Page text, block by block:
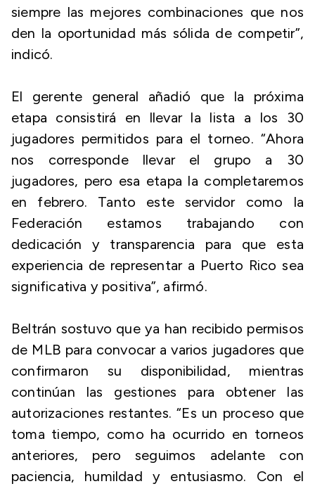
siempre las mejores combinaciones que nos
den la oportunidad más sólida de competir”,
indicó.
El gerente general añadió que la próxima
etapa consistirá en llevar la lista a los 30
jugadores permitidos para el torneo. “Ahora
nos corresponde llevar el grupo a 30
jugadores, pero esa etapa la completaremos
en febrero. Tanto este servidor como la
Federación estamos trabajando con
dedicación y transparencia para que esta
experiencia de representar a Puerto Rico sea
significativa y positiva”, afirmó.
Beltrán sostuvo que ya han recibido permisos
de MLB para convocar a varios jugadores que
confirmaron su disponibilidad, mientras
continúan las gestiones para obtener las
autorizaciones restantes. “Es un proceso que
toma tiempo, como ha ocurrido en torneos
anteriores, pero seguimos adelante con
paciencia, humildad y entusiasmo. Con el